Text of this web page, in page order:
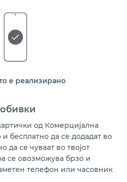
е реализирано
од Комерцијална
бесплатно да се додадат во
да се чуваат во твојот
се овозможува брзо и
телефон или часовник